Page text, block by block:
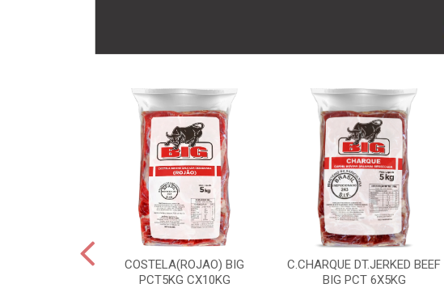
COSTELA(ROJAO) BIG
PCT5KG CX10KG
C.CHARQUE DT.JERKED BEEF
BIG PCT 6X5KG